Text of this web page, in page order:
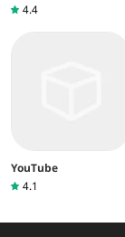
4.4
YouTube
4.1